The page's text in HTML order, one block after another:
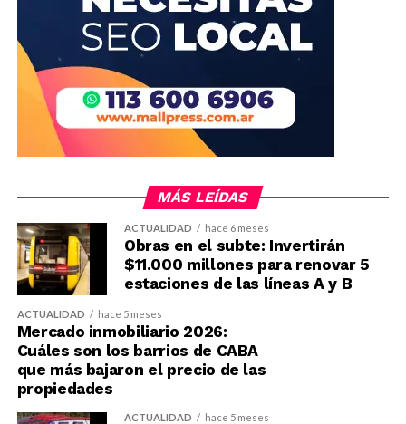
MÁS LEÍDAS
ACTUALIDAD hace 6 meses
Obras en el subte: Invertirán
$11.000 millones para renovar 5
estaciones de las líneas A y B
ACTUALIDAD hace 5 meses
Mercado inmobiliario 2026:
Cuáles son los barrios de CABA
que más bajaron el precio de las
propiedades
ACTUALIDAD hace 5 meses